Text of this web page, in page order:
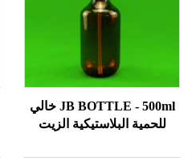
JB BOTTLE - 500ml خالي
للحمية البلاستيكية الزيت